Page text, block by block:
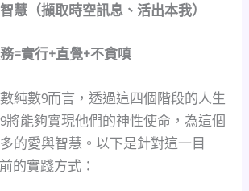
慧（擷取時空訊息、活出本我）
=實行+直覺+不貪嗔
純數9而言，透過這四個階段的人生
將能夠實現他們的神性使命，為這個
的愛與智慧。以下是針對這一目
的實踐方式：